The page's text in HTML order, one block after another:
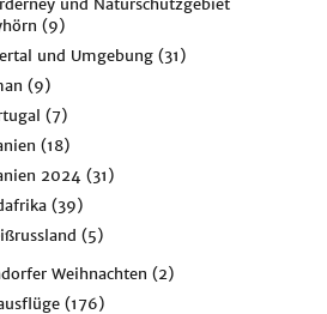
und Naturschutzgebiet
(9)
und Umgebung (31)
(9)
(7)
(18)
2024 (31)
(39)
(5)
Weihnachten (2)
(176)